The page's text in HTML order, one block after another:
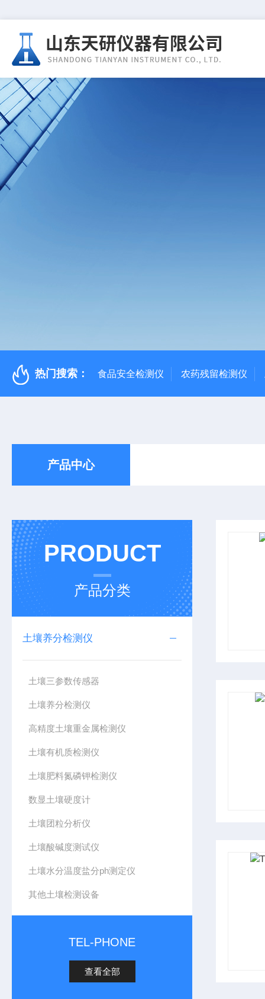
热门搜索： 食品安全检测仪 农药残留检测仪
产品中心
PRODUCT
产品分类
土壤养分检测仪
土壤三参数传感器
土壤养分检测仪
高精度土壤重金属检测仪
土壤有机质检测仪
土壤肥料氮磷钾检测仪
数显土壤硬度计
土壤团粒分析仪
土壤酸碱度测试仪
土壤水分温度盐分ph测定仪
其他土壤检测设备
TEL-PHONE
查看全部